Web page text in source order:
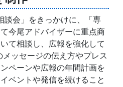
談会」をきっかけに、「専
今尾アドバイザーに重点商
て相談し、広報を強化して
ッセージの伝え方やプレス
ペーンや広報の年間計画を
ベントや発信を続けること